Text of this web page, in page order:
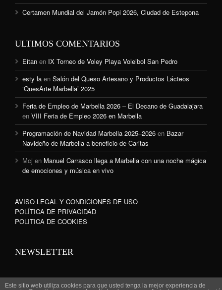
Certamen Mundial del Jamón Popi 2026, Ciudad de Estepona
ULTIMOS COMENTARIOS
Eitan en IX Torneo de Voley Playa Voleibol San Pedro
esty la en Salón del Queso Artesano y Productos Lácteos
‘QuesArte Marbella’ 2025
Feria de Empleo de Marbella 2026 – El Decano de Guadalajara
en VIII Feria de Empleo 2026 en Marbella
Programación de Navidad Marbella 2025–2026 en Bazar
Navideño de Marbella a beneficio de Caritas
Mcj en Manuel Carrasco llega a Marbella con una noche mágica
de emociones y música en vivo
AVISO LEGAL Y CONDICIONES DE USO
POLÍTICA DE PRIVACIDAD
POLITICA DE COOKIES
NEWSLETTER
Este sitio web utiliza cookies para que usted tenga la mejor experiencia de